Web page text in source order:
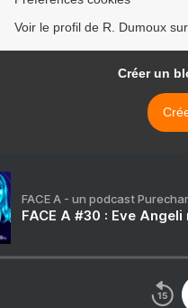
Voir le profil de R. Dumoux
Créer un
FACE A - un podcast
FACE A #30 : Eve